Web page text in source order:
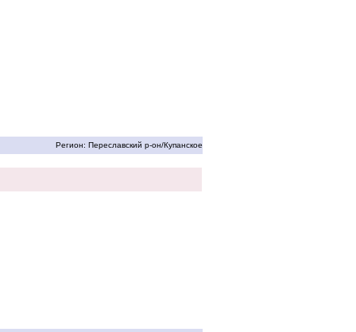
Регион: Переславский р-он/Купанское